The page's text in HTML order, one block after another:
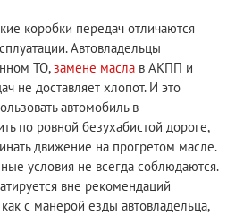
коробки передач отличаются
Автовладельцы
ТО,замене маслав АКПП и
не доставляет хлопот. И это
автомобиль в
по ровной безухабистой дороге,
движение на прогретом масле.
условия не всегда соблюдаются.
вне рекомендаций
с манерой езды автовладельца,